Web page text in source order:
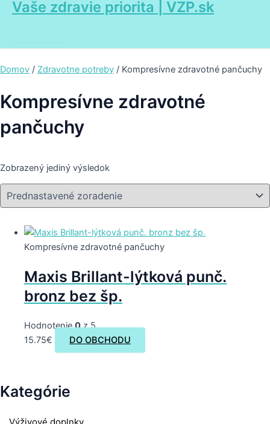
Preskočiť
Vaše zdravie priorita | VZP.sk
Main
Menu
Kategórie
Výživové doplnky
Domov / Zdravotne potreby / Kompresívne zdravotné pančuchy
Kompresívne zdravotné
pančuchy
Zobrazený jediný výsledok
Kompresívne zdravotné pančuchy
Maxis Brillant-lýtková punč.
bronz bez šp.
Hodnotenie0z 5
15.75€ DO OBCHODU